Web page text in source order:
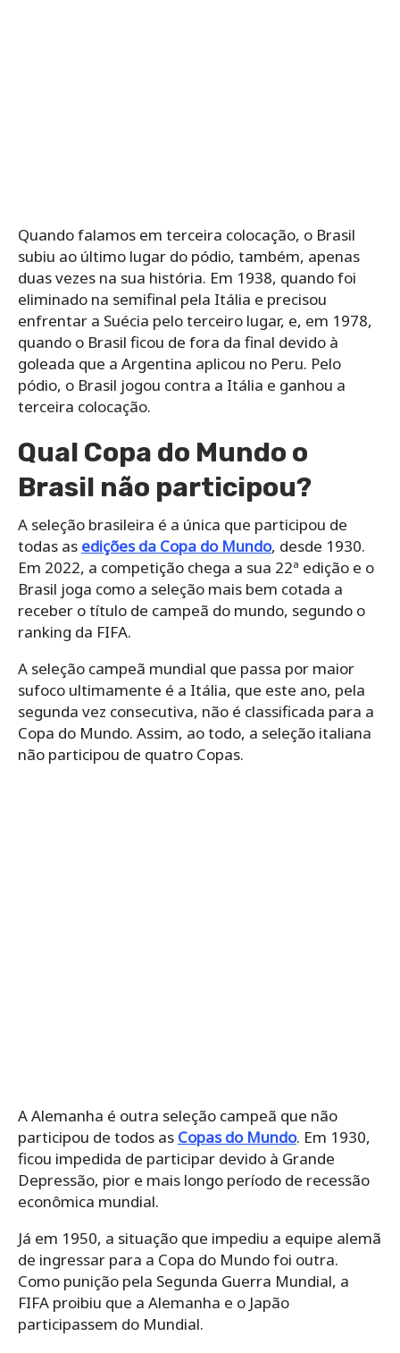
Quando falamos em terceira colocação, o Brasil
subiu ao último lugar do pódio, também, apenas
duas vezes na sua história. Em 1938, quando foi
eliminado na semifinal pela Itália e precisou
enfrentar a Suécia pelo terceiro lugar, e, em 1978,
quando o Brasil ficou de fora da final devido à
goleada que a Argentina aplicou no Peru. Pelo
pódio, o Brasil jogou contra a Itália e ganhou a
terceira colocação.
Qual Copa do Mundo o
Brasil não participou?
A seleção brasileira é a única que participou de
todas as edições da Copa do Mundo, desde 1930.
Em 2022, a competição chega a sua 22ª edição e o
Brasil joga como a seleção mais bem cotada a
receber o título de campeã do mundo, segundo o
ranking da FIFA.
A seleção campeã mundial que passa por maior
sufoco ultimamente é a Itália, que este ano, pela
segunda vez consecutiva, não é classificada para a
Copa do Mundo. Assim, ao todo, a seleção italiana
não participou de quatro Copas.
A Alemanha é outra seleção campeã que não
participou de todos as Copas do Mundo. Em 1930,
ficou impedida de participar devido à Grande
Depressão, pior e mais longo período de recessão
econômica mundial.
Já em 1950, a situação que impediu a equipe alemã
de ingressar para a Copa do Mundo foi outra.
Como punição pela Segunda Guerra Mundial, a
FIFA proibiu que a Alemanha e o Japão
participassem do Mundial.